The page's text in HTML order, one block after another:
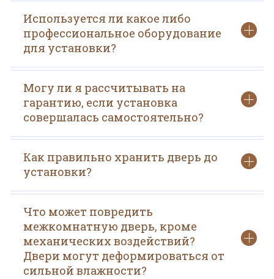
Используется ли какое либо
профессиональное оборудование
для установки?
Могу ли я рассчитывать на
гарантию, если установка
совершалась самостоятельно?
Как правильно хранить дверь до
установки?
Что может повредить
межкомнатную дверь, кроме
механических воздействий?
Двери могут деформироваться от
сильной влажности?